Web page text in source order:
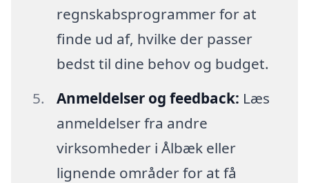
regnskabsprogrammer for at
finde ud af, hvilke der passer
bedst til dine behov og budget.
Anmeldelser og feedback: Læs
anmeldelser fra andre
virksomheder i Ålbæk eller
lignende områder for at få